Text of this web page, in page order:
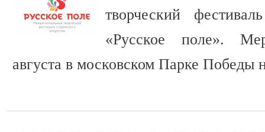
творческий
«Русское поле».
августа в московском Парке Победы